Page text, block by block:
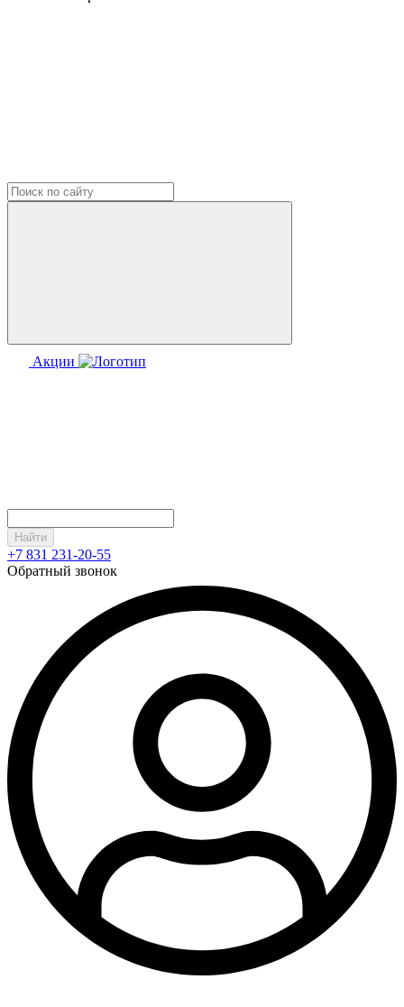
Акции
Найти
+7 831 231-20-55
Обратный звонок